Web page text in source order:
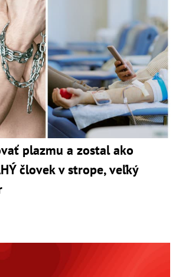
plazmu a zostal ako
človek v strope, veľký